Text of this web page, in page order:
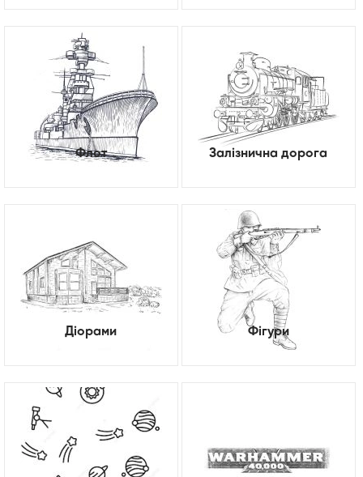
Флот Залізнична дорога
Діорами Фігури